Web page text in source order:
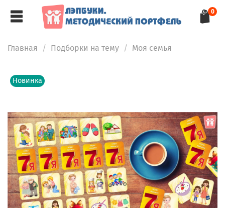
0
Главная Подборки на тему Моя семья
Новинка